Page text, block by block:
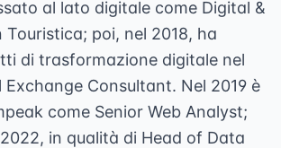
al lato digitale come Digital &
Touristica; poi, nel 2018, ha
di trasformazione digitale nel
Exchange Consultant. Nel 2019 è
come Senior Web Analyst;
in qualità di Head of Data